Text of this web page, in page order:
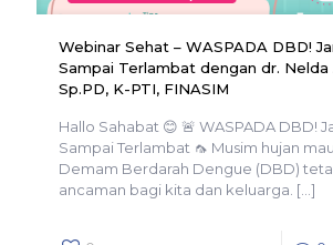
Webinar Sehat – WASPADA DBD!
Sampai Terlambat dengan dr. Nelda
Sp.PD, K-PTI, FINASIM
Hallo Sahabat 😊 🚨 WASPADA DBD!
Sampai Terlambat 🦟 Musim hujan
Demam Berdarah Dengue (DBD)
ancaman bagi kita dan keluarga. […]